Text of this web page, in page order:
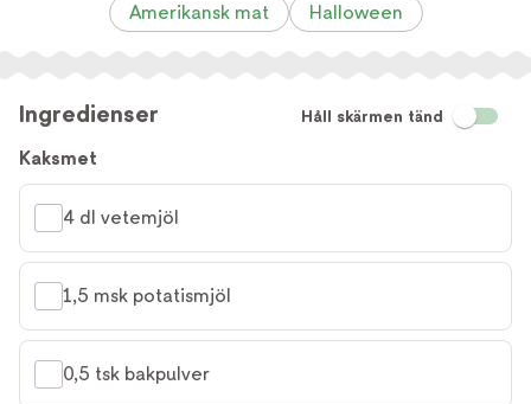
Amerikansk mat Halloween
Ingredienser Håll skärmen tänd
Kaksmet
4 dl vetemjöl
1,5 msk potatismjöl
0,5 tsk bakpulver